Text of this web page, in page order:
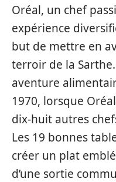
Oréal, un chef
expérience
but de mettre en
terroir de la
aventure
1970, lorsque
dix-huit autres
Les 19 bonnes
créer un plat
d’une sortie